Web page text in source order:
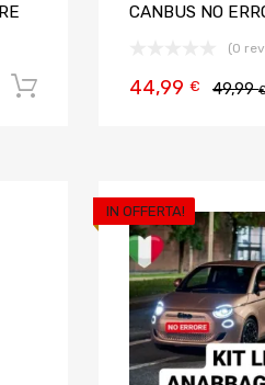
Aggiungi al carrello
CANBUS NO
(0
49,99
44,99 €
Aggiungi ai preferiti
Aggiungi al confronto
IN OFFERTA!